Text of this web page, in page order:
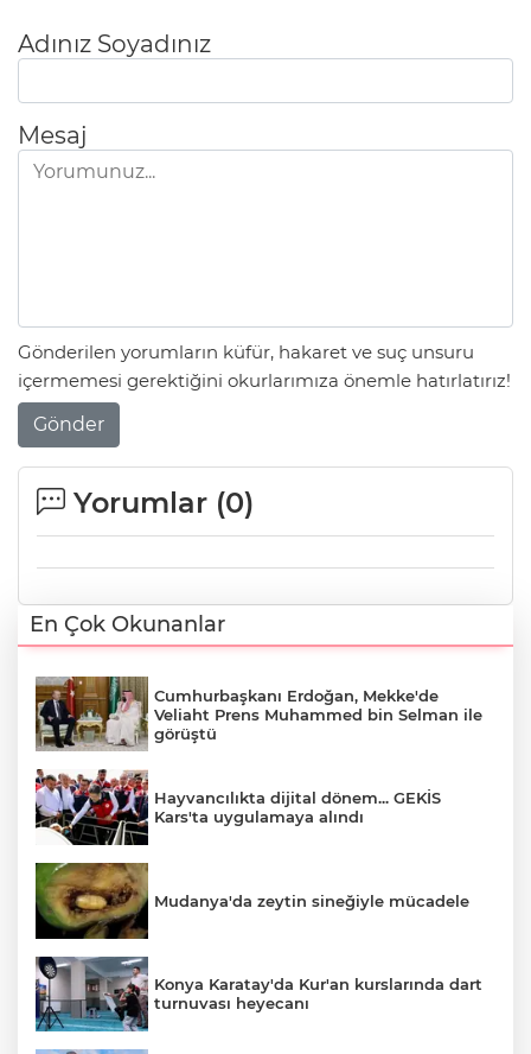
Adınız Soyadınız
Mesaj
Gönderilen yorumların küfür, hakaret ve suç unsuru
içermemesi gerektiğini okurlarımıza önemle hatırlatırız!
Gönder
Yorumlar (0)
En Çok Okunanlar
Cumhurbaşkanı Erdoğan, Mekke'de
Veliaht Prens Muhammed bin Selman ile
görüştü
Hayvancılıkta dijital dönem... GEKİS
Kars'ta uygulamaya alındı
Mudanya'da zeytin sineğiyle mücadele
Konya Karatay'da Kur'an kurslarında dart
turnuvası heyecanı